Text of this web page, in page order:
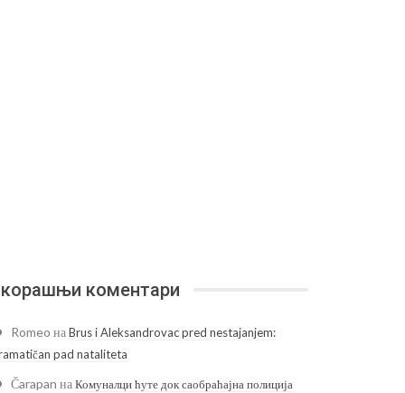
коментари
Romeo наBrus i Aleksandrovac pred nestajanjem:
pad nataliteta
Čarapan наКомуналци ћуте док саобраћајна полиција